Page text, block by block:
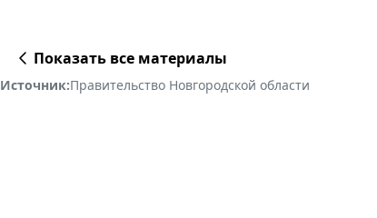
Показать все материалы
Источник:Правительство Новгородской области